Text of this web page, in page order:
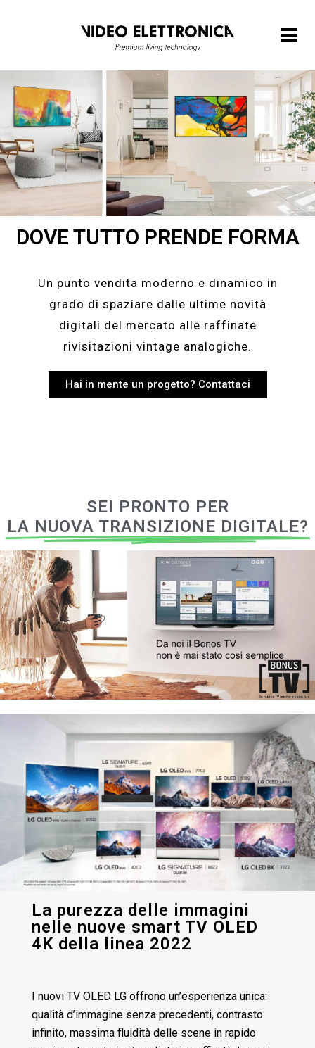
DOVE TUTTO PRENDE FORMA
Un punto vendita moderno e dinamico in
grado di spaziare dalle ultime novità
digitali del mercato alle raffinate
rivisitazioni vintage analogiche.
Hai in mente un progetto? Contattaci
SEI PRONTO PER
LA NUOVA TRANSIZIONE DIGITALE?
La purezza delle immagini
nelle nuove smart TV OLED
4K della linea 2022
I nuovi TV OLED LG offrono un’esperienza unica:
qualità d’immagine senza precedenti, contrasto
infinito, massima fluidità delle scene in rapido